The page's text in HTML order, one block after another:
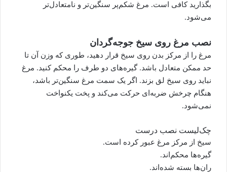
بگذارید کافی است. مرغ شکم‌پر سنگین‌تر و نامتعادل‌تر
می‌شود.
نصب مرغ روی سیخ جوجه‌گردان
مرغ را از مرکز بدن روی سیخ قرار دهید، طوری که وزن آن تا
حد ممکن متعادل باشد. گیره‌های دو طرف را محکم کنید. مرغ
نباید روی سیخ لق بزند. اگر یک سمت مرغ سنگین‌تر باشد،
هنگام چرخش ضربه‌ای حرکت می‌کند و پخت یکنواخت
نمی‌شود.
چک‌لیست نصب درست
سیخ از مرکز مرغ عبور کرده است.
گیره‌ها محکم‌اند.
ران‌ها بسته شده‌اند.